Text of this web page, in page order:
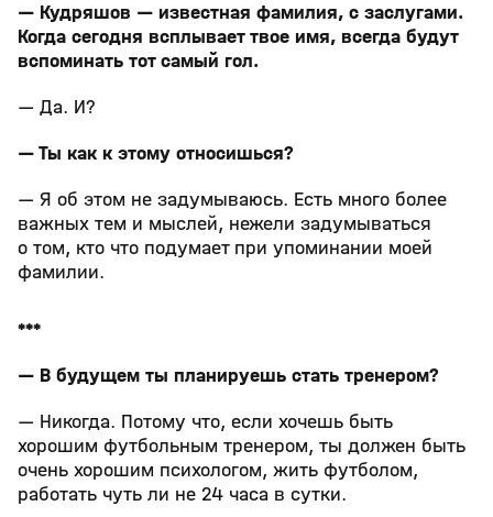
— Кудряшов — известная фамилия, с заслугами.
Когда сегодня всплывает твое имя, всегда будут
вспоминать тот самый гол.
— Да. И?
— Ты как к этому относишься?
— Я об этом не задумываюсь. Есть много более
важных тем и мыслей, нежели задумываться
о том, кто что подумает при упоминании моей
фамилии.
***
— В будущем ты планируешь стать тренером?
— Никогда. Потому что, если хочешь быть
хорошим футбольным тренером, ты должен быть
очень хорошим психологом, жить футболом,
работать чуть ли не 24 часа в сутки.